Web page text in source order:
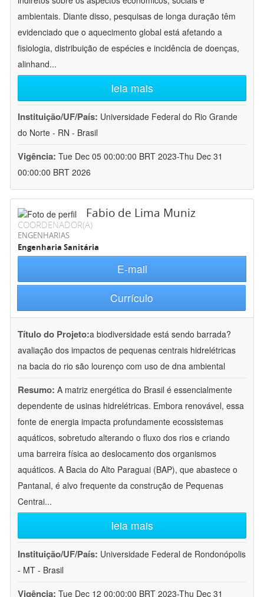
ambientais. Diante disso, pesquisas de longa duração têm
evidenciado que o aquecimento global está afetando a
fisiologia, distribuição de espécies e incidência de doenças,
alinhand...
leia mais
Instituição/UF/País: Universidade Federal do Rio Grande
do Norte - RN - Brasil
Vigência: Tue Dec 05 00:00:00 BRT 2023-Thu Dec 31
00:00:00 BRT 2026
Fabio de Lima Muniz
COORDENADOR(A)
ENGENHARIAS
Engenharia Sanitária
E-mail
Currículo
Título do Projeto:a biodiversidade está sendo barrada?
avaliação dos impactos de pequenas centrais hidrelétricas
na bacia do rio são lourenço com uso de dna ambiental
Resumo: A matriz energética do Brasil é essencialmente
dependente de usinas hidrelétricas. Embora renovável, essa
fonte de energia impacta profundamente ecossistemas
aquáticos, sobretudo alterando o fluxo dos rios e criando
uma barreira física ao deslocamento dos organismos
aquáticos. A Bacia do Alto Paraguai (BAP), que abastece o
Pantanal, é alvo frequente da construção de Pequenas
Centrai...
leia mais
Instituição/UF/País: Universidade Federal de Rondonópolis
- MT - Brasil
Vigência: Tue Dec 12 00:00:00 BRT 2023-Thu Dec 31